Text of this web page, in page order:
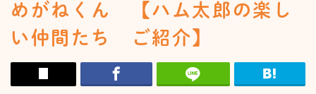
めがねくん 【ハム太郎の楽し
い仲間たち ご紹介】